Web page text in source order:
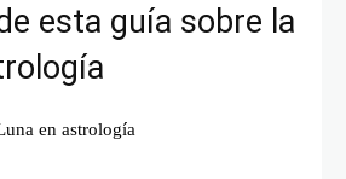
esta guía sobre la
en astrología